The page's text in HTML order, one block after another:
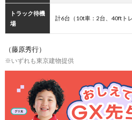
トラック待機
場
計6台（10t車：2台、40ftト
（藤原秀行）
※いずれも東京建物提供